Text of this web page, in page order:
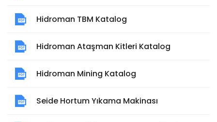
Hidroman TBM Katalog
Hidroman Ataşman Kitleri Katalog
Hidroman Mining Katalog
Seide Hortum Yıkama Makinası